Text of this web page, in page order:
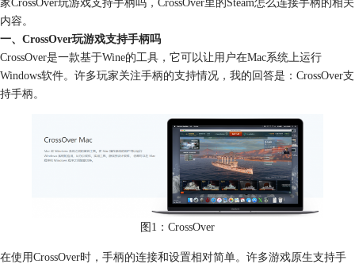
内容。
一、CrossOver玩游戏支持手柄吗
CrossOver是一款基于Wine的工具，它可以让用户在Mac系统上运行
Windows软件。许多玩家关注手柄的支持情况，我的回答是：CrossOver支
持手柄。
图1：CrossOver
在使用CrossOver时，手柄的连接和设置相对简单。许多游戏原生支持手